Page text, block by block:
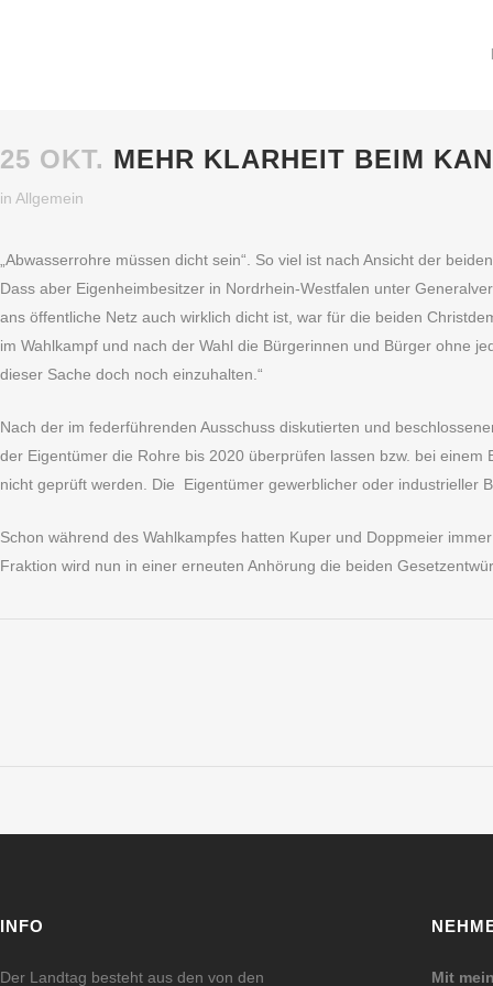
25 OKT. MEHR KLARHEIT BEIM
in Allgemein
„Abwasserrohre müssen dicht sein“. So viel ist nach Ansicht der
Dass aber Eigenheimbesitzer in Nordrhein-Westfalen unter
ans öffentliche Netz auch wirklich dicht ist, war für die beiden
im Wahlkampf und nach der Wahl die Bürgerinnen und Bürger ohne
dieser Sache doch noch einzuhalten.“
Nach der im federführenden Ausschuss diskutierten und
der Eigentümer die Rohre bis 2020 überprüfen lassen bzw. bei
nicht geprüft werden. Die Eigentümer gewerblicher oder industrieller
Schon während des Wahlkampfes hatten Kuper und Doppmeier
Fraktion wird nun in einer erneuten Anhörung die beiden
INFO
Der Landtag besteht aus den von den Mit